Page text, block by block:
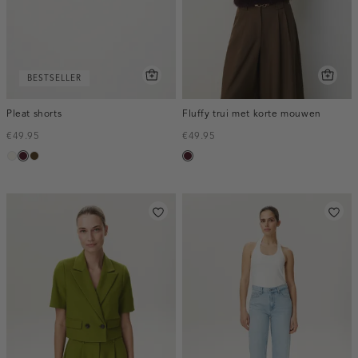
BESTSELLER
Pleat shorts
€49.95
creme,
pruim,
toffee
Fluffy trui met korte mouwen
€49.95
pruim,